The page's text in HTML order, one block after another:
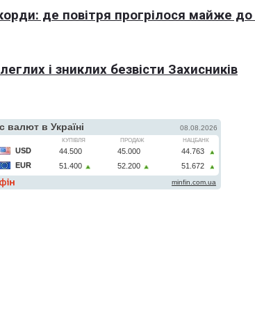
де повітря прогрілося майже до
і зниклих безвісти Захисників